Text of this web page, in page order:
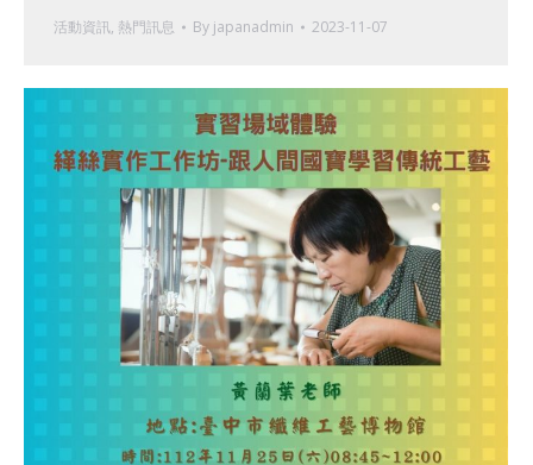
活動資訊, 熱門訊息 By japanadmin 2023-11-07